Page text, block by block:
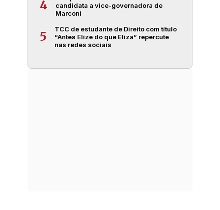
4
candidata a vice-governadora de
Marconi
5
TCC de estudante de Direito com título
“Antes Elize do que Eliza” repercute
nas redes sociais